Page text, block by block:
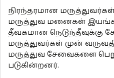
நிரந்தரமான
மருத்துவ மனைகள்
தீவகமான நெடுந்தீவுக்கு
மருத்துவர்கள் முன்
மருத்துவ சேவைகளை
படுகின்றனர்.